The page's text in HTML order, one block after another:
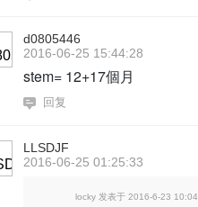
d0805446
2016-06-25 15:44:28
stem= 12+17個月
回复
LLSDJF
2016-06-25 01:25:33
locky 发表于 2016-6-23 10:04